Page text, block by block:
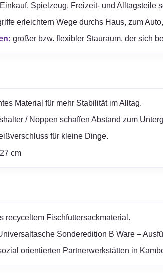
Spielzeug, Freizeit- und Alltagsteile
erleichtern Wege durchs Haus, zum
großer bzw. flexibler Stauraum, der sich
Material für mehr Stabilität im Alltag.
/ Noppen schaffen Abstand zum
für kleine Dinge.
cm
recyceltem Fischfuttersackmaterial.
Sonderedition B Ware –
orientierten Partnerwerkstätten in